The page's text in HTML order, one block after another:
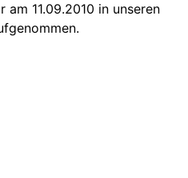
11.09.2010 in unseren